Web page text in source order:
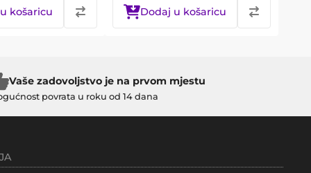
košaricu Dodaj u košaricu
Vaše zadovoljstvo je na prvom mjestu
povrata u roku od 14 dana